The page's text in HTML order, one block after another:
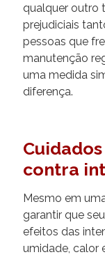
qualquer outro
prejudiciais
pessoas que
manutenção
uma medida
diferença.
contra
Mesmo em
garantir que
efeitos das
umidade, calor